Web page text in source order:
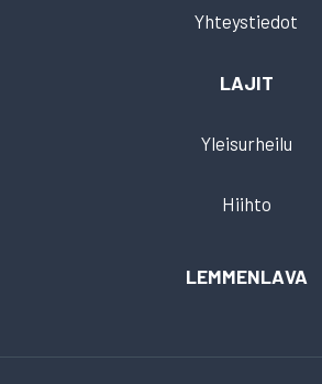
Yhteystiedot
LAJIT
Yleisurheilu
Hiihto
LEMMENLAVA